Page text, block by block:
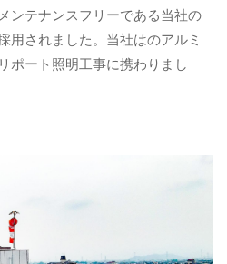
ンテナンスフリーである当社の
用されました。当社はのアルミ
ポート照明工事に携わりまし